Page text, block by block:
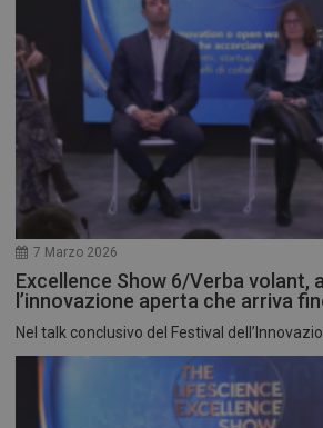
7 Marzo 2026
Excellence Show 6/Verba volant,
l’innovazione aperta che arriva
Nel talk conclusivo del Festival